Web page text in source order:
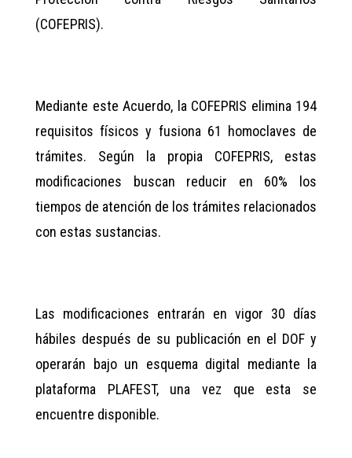
(COFEPRIS).
Mediante este Acuerdo, la COFEPRIS elimina 194
requisitos físicos y fusiona 61 homoclaves de
trámites. Según la propia COFEPRIS, estas
modificaciones buscan reducir en 60% los
tiempos de atención de los trámites relacionados
con estas sustancias.
Las modificaciones entrarán en vigor 30 días
hábiles después de su publicación en el DOF y
operarán bajo un esquema digital mediante la
plataforma PLAFEST, una vez que esta se
encuentre disponible.